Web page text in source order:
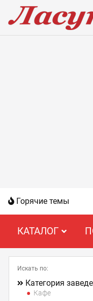
Горячие темы
КАТАЛОГ
Искать по:
Категория
Кафе